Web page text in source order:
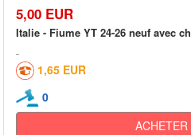
5,00 EUR
Italie - Fiume YT 24-26 neuf avec
1,65 EUR
0
ACHETER